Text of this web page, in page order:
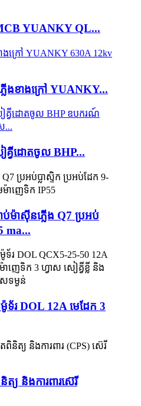
YUANKY QL...
ើងខាងក្រៅ YUANKY...
វី​ដោត​ចូល BHP...
ប់ម៉ាស៊ីនភ្លើង Q7 ប្រអប់
ma...
ទ័រ DOL 12A មេដែក 3
និត្យ និង​ការពារ​ស៊េរី